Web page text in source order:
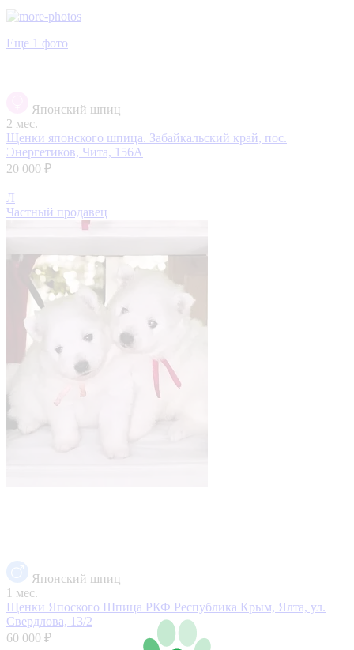
Еще 1 фото
Японский шпиц
2 мес.
Щенки японского шпица. Забайкальский край, пос.
Энергетиков, Чита, 156А
20 000 ₽
Л
Частный продавец
Японский шпиц
1 мес.
Щенки Япоского Шпица РКФ Республика Крым, Ялта, ул.
Свердлова, 13/2
60 000 ₽